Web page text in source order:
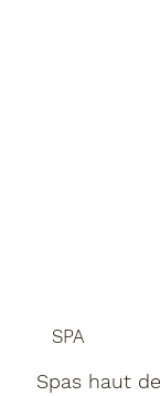
Spas haut
SPA